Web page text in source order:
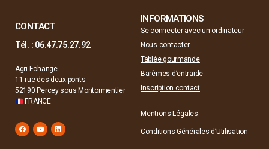
CONTACT
Tél. : 06.47.75.27.92
Agri-Echange
11 rue des deux ponts
52190 Percey sous Montormentier
FRANCE
INFORMATIONS
Se connecter avec un ordinateur
Nous contacter
Tablée gourmande
Barèmes d’entraide
Inscription contact
Mentions Légales
Conditions Générales d’Utilisation